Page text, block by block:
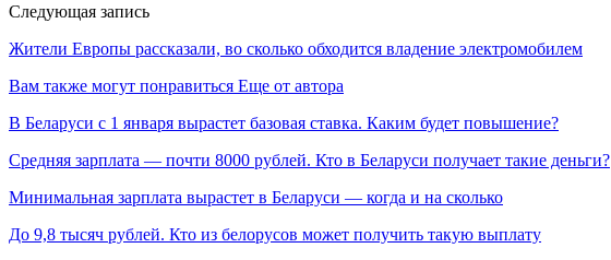
Следующая запись
Жители Европы рассказали, во сколько обходится владение электромобилем
Вам также могут понравиться Еще от автора
В Беларуси с 1 января вырастет базовая ставка. Каким будет повышение?
Средняя зарплата — почти 8000 рублей. Кто в Беларуси получает такие деньги?
Минимальная зарплата вырастет в Беларуси — когда и на сколько
До 9,8 тысяч рублей. Кто из белорусов может получить такую выплату